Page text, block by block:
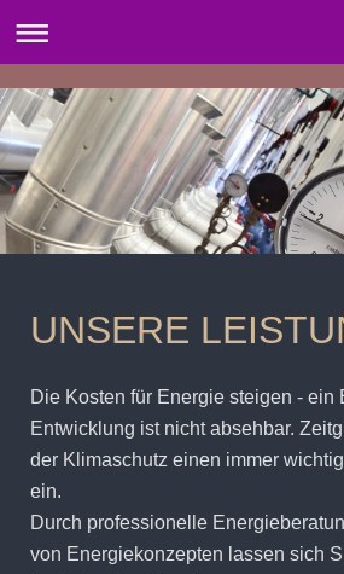
UNSERE
Die Kosten für Energie steigen - ein
Entwicklung ist nicht absehbar.
der Klimaschutz einen immer
ein.
Durch professionelle
von Energiekonzepten lassen sich